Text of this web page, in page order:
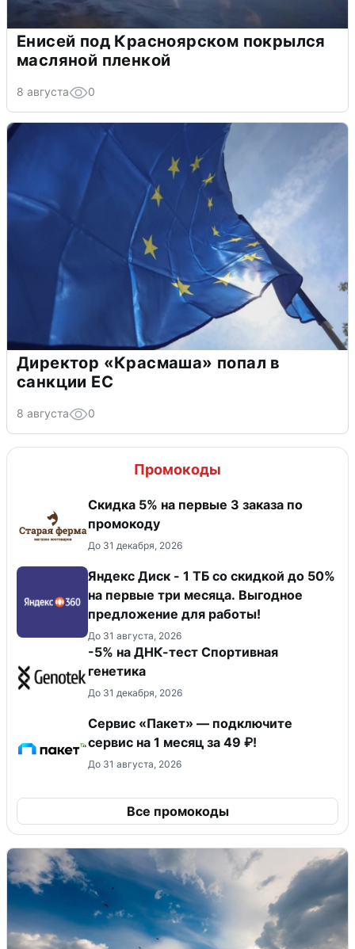
Енисей под Красноярском покрылся
масляной пленкой
8 августа 0
Директор «Красмаша» попал в
санкции ЕС
8 августа 0
Промокоды
Скидка 5% на первые 3 заказа по
промокоду
До 31 декабря, 2026
Яндекс Диск - 1 ТБ со скидкой до 50%
на первые три месяца. Выгодное
предложение для работы!
До 31 августа, 2026
-5% на ДНК-тест Спортивная
генетика
До 31 декабря, 2026
Сервис «Пакет» — подключите
сервис на 1 месяц за 49 ₽!
До 31 августа, 2026
Все промокоды